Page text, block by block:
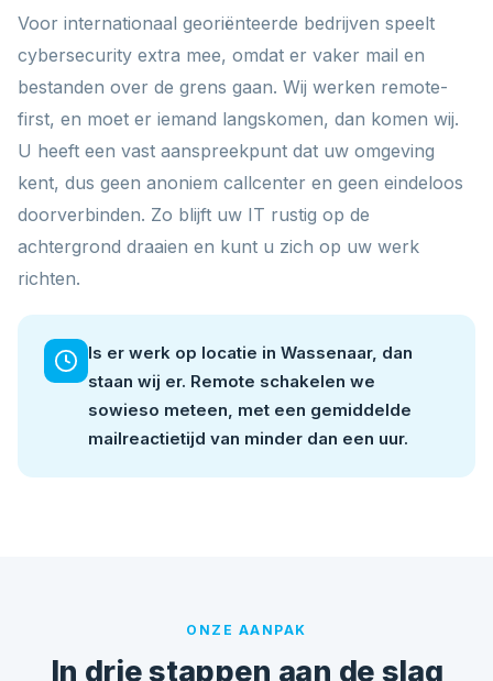
Voor internationaal georiënteerde bedrijven speelt
cybersecurity extra mee, omdat er vaker mail en
bestanden over de grens gaan. Wij werken remote-
first, en moet er iemand langskomen, dan komen wij.
U heeft een vast aanspreekpunt dat uw omgeving
kent, dus geen anoniem callcenter en geen eindeloos
doorverbinden. Zo blijft uw IT rustig op de
achtergrond draaien en kunt u zich op uw werk
richten.
Is er werk op locatie in Wassenaar, dan
staan wij er. Remote schakelen we
sowieso meteen, met een gemiddelde
mailreactietijd van minder dan een uur.
ONZE AANPAK
In drie stappen aan de slag